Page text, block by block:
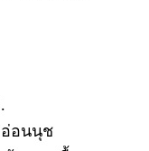
อ่อนนุช